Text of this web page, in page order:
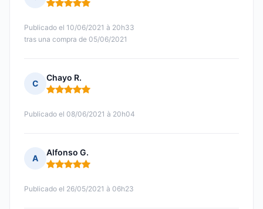
Nota: 5 de 5
Publicado el 10/06/2021 à 20h33
tras una compra de 05/06/2021
C
Chayo R.
Nota: 5 de 5
Publicado el 08/06/2021 à 20h04
A
Alfonso G.
Nota: 5 de 5
Publicado el 26/05/2021 à 06h23